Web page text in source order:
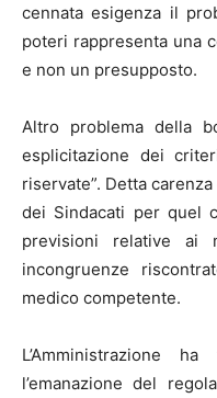
cennata esigenza il
poteri rappresenta una
e non un presupposto.
Altro problema della
esplicitazione dei
riservate”. Detta
dei Sindacati per quel
previsioni relative ai
incongruenze
medico competente.
L’Amministrazione
l’emanazione del